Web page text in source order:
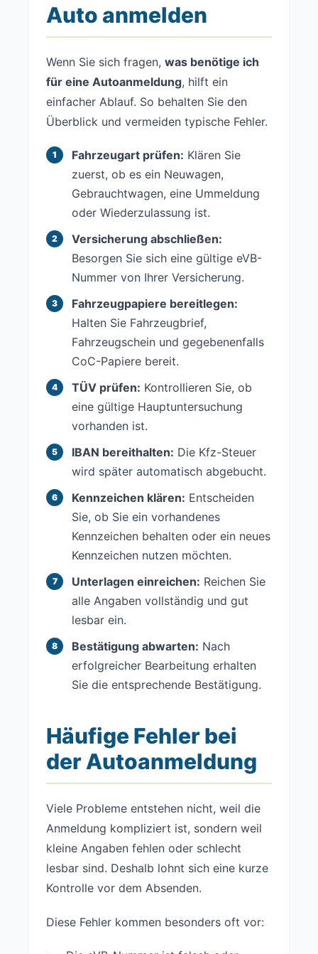
Auto anmelden
Wenn Sie sich fragen, was benötige ich
für eine Autoanmeldung, hilft ein
einfacher Ablauf. So behalten Sie den
Überblick und vermeiden typische Fehler.
Fahrzeugart prüfen: Klären Sie
zuerst, ob es ein Neuwagen,
Gebrauchtwagen, eine Ummeldung
oder Wiederzulassung ist.
Versicherung abschließen:
Besorgen Sie sich eine gültige eVB-
Nummer von Ihrer Versicherung.
Fahrzeugpapiere bereitlegen:
Halten Sie Fahrzeugbrief,
Fahrzeugschein und gegebenenfalls
CoC-Papiere bereit.
TÜV prüfen: Kontrollieren Sie, ob
eine gültige Hauptuntersuchung
vorhanden ist.
IBAN bereithalten: Die Kfz-Steuer
wird später automatisch abgebucht.
Kennzeichen klären: Entscheiden
Sie, ob Sie ein vorhandenes
Kennzeichen behalten oder ein neues
Kennzeichen nutzen möchten.
Unterlagen einreichen: Reichen Sie
alle Angaben vollständig und gut
lesbar ein.
Bestätigung abwarten: Nach
erfolgreicher Bearbeitung erhalten
Sie die entsprechende Bestätigung.
Häufige Fehler bei
der Autoanmeldung
Viele Probleme entstehen nicht, weil die
Anmeldung kompliziert ist, sondern weil
kleine Angaben fehlen oder schlecht
lesbar sind. Deshalb lohnt sich eine kurze
Kontrolle vor dem Absenden.
Diese Fehler kommen besonders oft vor: